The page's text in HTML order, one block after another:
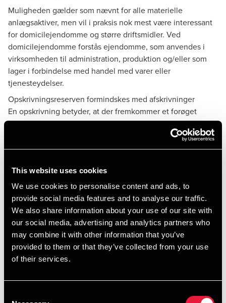
This website uses cookies
We use cookies to personalise content and ads, to
provide social media features and to analyse our traffic.
We also share information about your use of our site with
our social media, advertising and analytics partners who
may combine it with other information that you’ve
provided to them or that they’ve collected from your use
of their services.
Muligheden gælder som nævnt for alle materielle
anlægsaktiver, men vil i praksis nok mest være interessant
for domicilejendomme og større driftsmidler. Ved
domicilejendomme forstås ejendomme, som anvendes i
virksomheden til administration, produktion og/eller som
lager i forbindelse med handel med varer eller
tjenesteydelser.
Opskrivningsreserven formindskes med afskrivninger
En opskrivning betyder, at der fremkommer et forøget
afskrivningsgrundlag. Det medfører forøgede afskrivninger i
resultatopgørelsen, hvilket isoleret set nedsætter
udbyttemulighederne. Til modvirkning heraf er der indsat
reduceres med den del af årets afskrivning, der kan
henføres til opskrivningsbeløbet.
Reduktionen af den bundne reserve for opskrivninger sker
ved at overføre reduktionsbeløbet fra opskrivningsreserven
til den frie reserve ”overført overskud”. Overførslen sker
således ikke over resultatopgørelsen.
Ikke krav om tilpasning af sammenligningstal
Selvom overgang til dagsværdi er en ændring af